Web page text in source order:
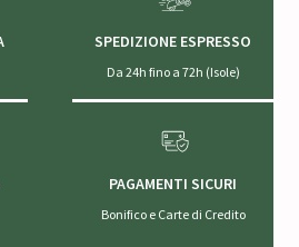
SPEDIZIONE ESPRESSO
Da 24h fino a 72h (Isole)
PAGAMENTI SICURI
Bonifico e Carte di Credito